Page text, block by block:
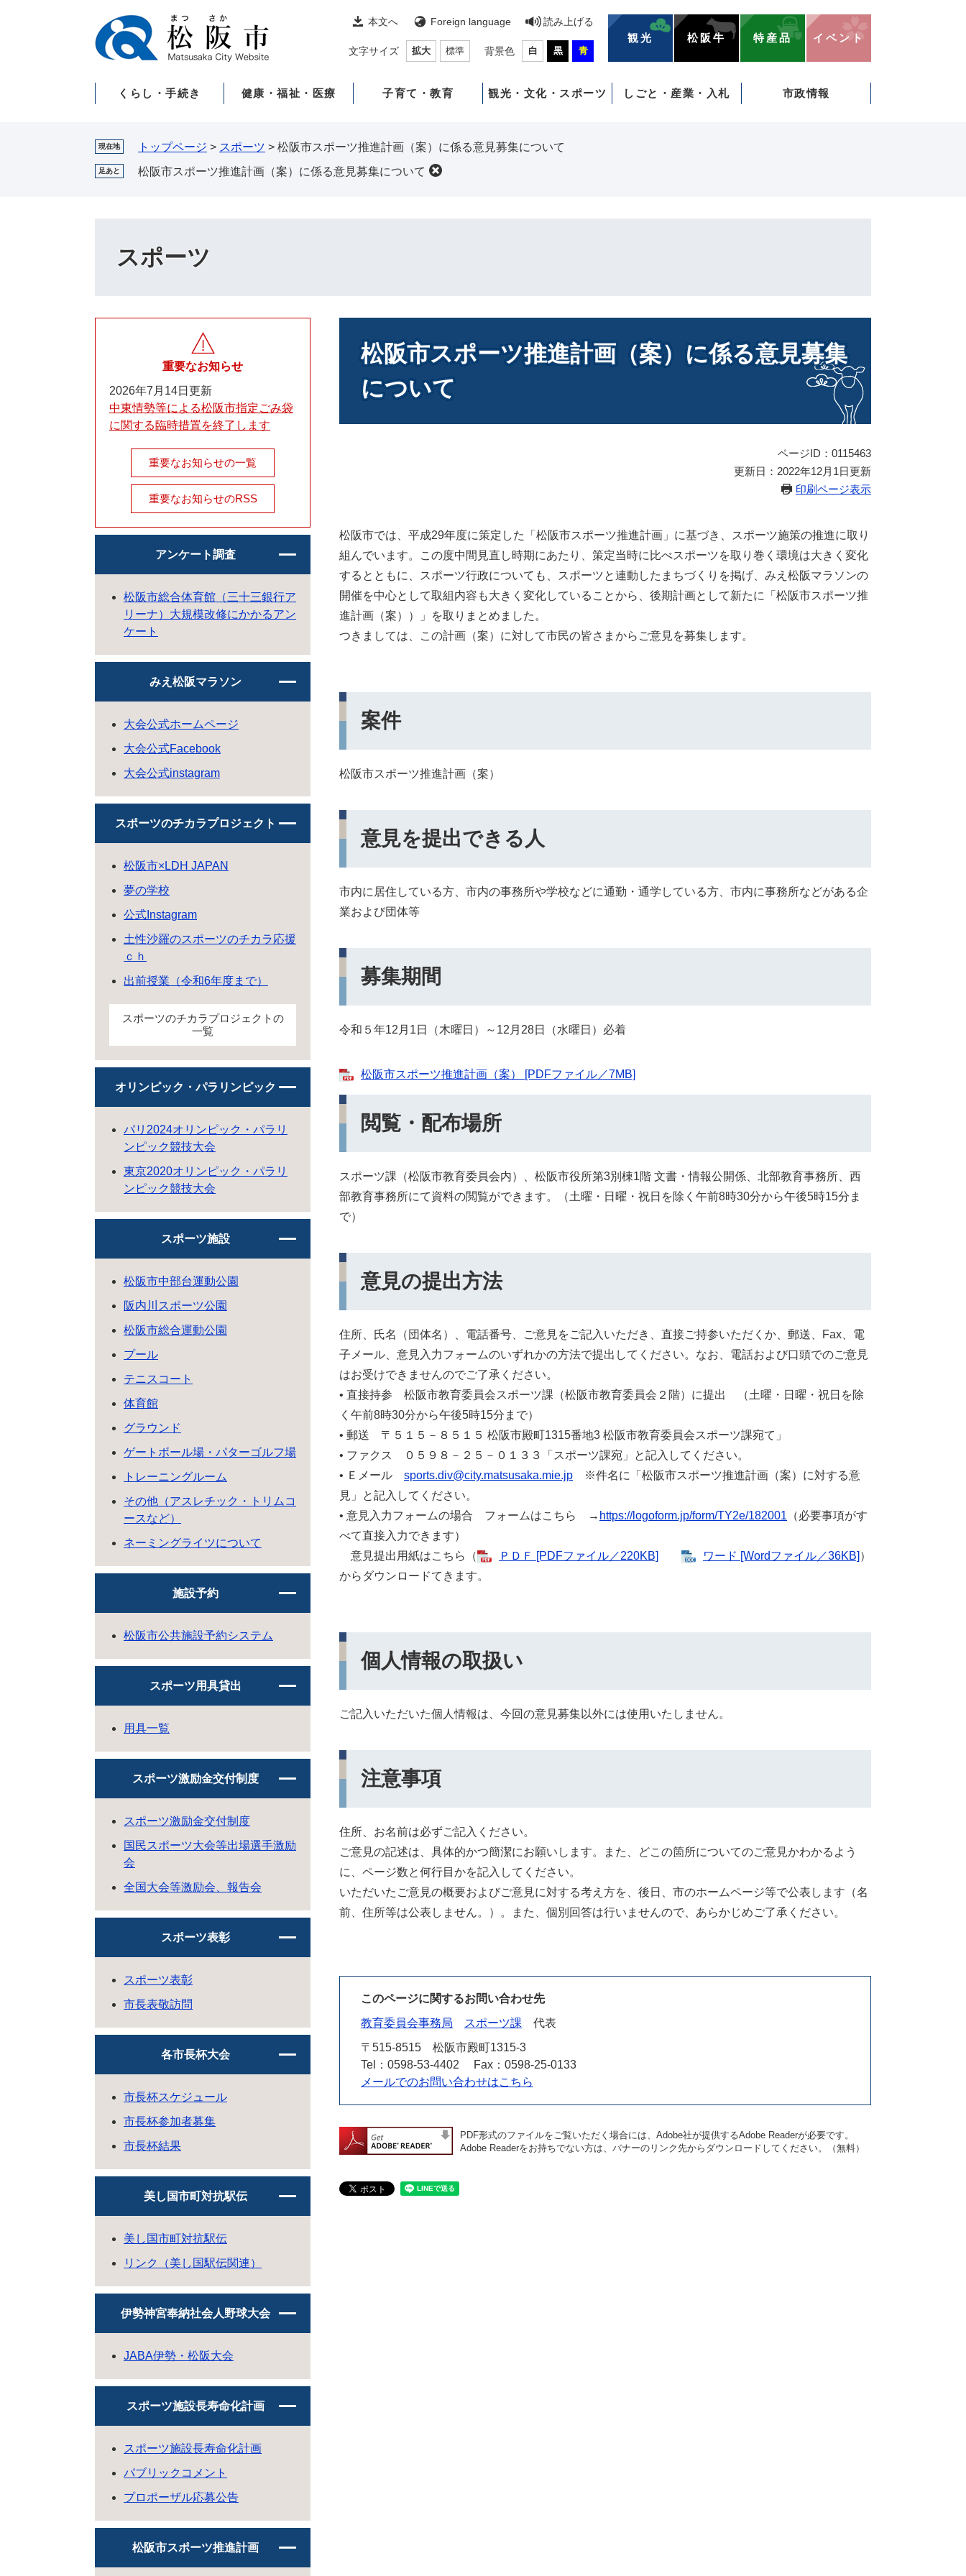
本文へ Foreign language 読み上げる
文字サイズ 拡大 標準 背景色 白 黒 青
観光 松阪牛 特産品 イベント
くらし・手続き 健康・福祉・医療 子育て・教育 観光・文化・スポーツ しごと・産業・入札 市政情報
現在地 トップページ > スポーツ > 松阪市スポーツ推進計画（案）に係る意見募集について
足あと 松阪市スポーツ推進計画（案）に係る意見募集について
スポーツ
松阪市スポーツ推進計画（案）に係る意見募集
について
ページID：0115463
更新日：2022年12月1日更新
印刷ページ表示
松阪市では、平成29年度に策定した「松阪市スポーツ推進計画」に基づき、スポーツ施策の推進に取り
組んでいます。この度中間見直し時期にあたり、策定当時に比べスポーツを取り巻く環境は大きく変化
するとともに、スポーツ行政についても、スポーツと連動したまちづくりを掲げ、みえ松阪マラソンの
開催を中心として取組内容も大きく変化していることから、後期計画として新たに「松阪市スポーツ推
進計画（案））」を取りまとめました。
つきましては、この計画（案）に対して市民の皆さまからご意見を募集します。
案件
松阪市スポーツ推進計画（案）
意見を提出できる人
市内に居住している方、市内の事務所や学校などに通勤・通学している方、市内に事務所などがある企
業および団体等
募集期間
令和５年12月1日（木曜日）～12月28日（水曜日）必着
松阪市スポーツ推進計画（案） [PDFファイル／7MB]
閲覧・配布場所
スポーツ課（松阪市教育委員会内）、松阪市役所第3別棟1階 文書・情報公開係、北部教育事務所、西
部教育事務所にて資料の閲覧ができます。（土曜・日曜・祝日を除く午前8時30分から午後5時15分ま
で）
意見の提出方法
住所、氏名（団体名）、電話番号、ご意見をご記入いただき、直接ご持参いただくか、郵送、Fax、電
子メール、意見入力フォームのいずれかの方法で提出してください。なお、電話および口頭でのご意見
はお受けできませんのでご了承ください。
• 直接持参 松阪市教育委員会スポーツ課（松阪市教育委員会２階）に提出 （土曜・日曜・祝日を除
く午前8時30分から午後5時15分まで）
• 郵送 〒５１５－８５１５ 松阪市殿町1315番地3 松阪市教育委員会スポーツ課宛て」
• ファクス ０５９８－２５－０１３３「スポーツ課宛」と記入してください。
• Ｅメール sports.div@city.matsusaka.mie.jp ※件名に「松阪市スポーツ推進計画（案）に対する意
見」と記入してください。
• 意見入力フォームの場合 フォームはこちら → https://logoform.jp/form/TY2e/182001 （必要事項がす
べて直接入力できます）
意見提出用紙はこちら（
ＰＤＦ [PDFファイル／220KB] ワード [Wordファイル／36KB] ）
からダウンロードてきます。
個人情報の取扱い
ご記入いただいた個人情報は、今回の意見募集以外には使用いたしません。
注意事項
住所、お名前は必ずご記入ください。
ご意見の記述は、具体的かつ簡潔にお願いします。また、どこの箇所についてのご意見かわかるよう
に、ページ数と何行目かを記入してください。
いただいたご意見の概要およびご意見に対する考え方を、後日、市のホームページ等で公表します（名
前、住所等は公表しません。）。また、個別回答は行いませんので、あらかじめご了承ください。
このページに関するお問い合わせ先
教育委員会事務局
スポーツ課
代表
〒515-8515
松阪市殿町1315-3
Tel：0598-53-4402
Fax：0598-25-0133
メールでのお問い合わせはこちら
PDF形式のファイルをご覧いただく場合には、Adobe社が提供するAdobe Readerが必要です。
Adobe Readerをお持ちでない方は、バナーのリンク先からダウンロードしてください。（無料）
重要なお知らせ
2026年7月14日更新
中東情勢等による松阪市指定ごみ袋
に関する臨時措置を終了します
重要なお知らせの一覧
重要なお知らせのRSS
アンケート調査
松阪市総合体育館（三十三銀行ア
リーナ）大規模改修にかかるアン
ケート
みえ松阪マラソン
大会公式ホームページ
大会公式Facebook
大会公式instagram
スポーツのチカラプロジェクト
松阪市×LDH JAPAN
夢の学校
公式Instagram
土性沙羅のスポーツのチカラ応援
ｃｈ
出前授業（令和6年度まで）
スポーツのチカラプロジェクトの
一覧
オリンピック・パラリンピック
パリ2024オリンピック・パラリ
ンピック競技大会
東京2020オリンピック・パラリ
ンピック競技大会
スポーツ施設
松阪市中部台運動公園
阪内川スポーツ公園
松阪市総合運動公園
プール
テニスコート
体育館
グラウンド
ゲートボール場・パターゴルフ場
トレーニングルーム
その他（アスレチック・トリムコ
ースなど）
ネーミングライツについて
施設予約
松阪市公共施設予約システム
スポーツ用具貸出
用具一覧
スポーツ激励金交付制度
スポーツ激励金交付制度
国民スポーツ大会等出場選手激励
会
全国大会等激励会、報告会
スポーツ表彰
スポーツ表彰
市長表敬訪問
各市長杯大会
市長杯スケジュール
市長杯参加者募集
市長杯結果
美し国市町対抗駅伝
美し国市町対抗駅伝
リンク（美し国駅伝関連）
伊勢神宮奉納社会人野球大会
JABA伊勢・松阪大会
スポーツ施設長寿命化計画
スポーツ施設長寿命化計画
パブリックコメント
プロポーザル応募公告
松阪市スポーツ推進計画